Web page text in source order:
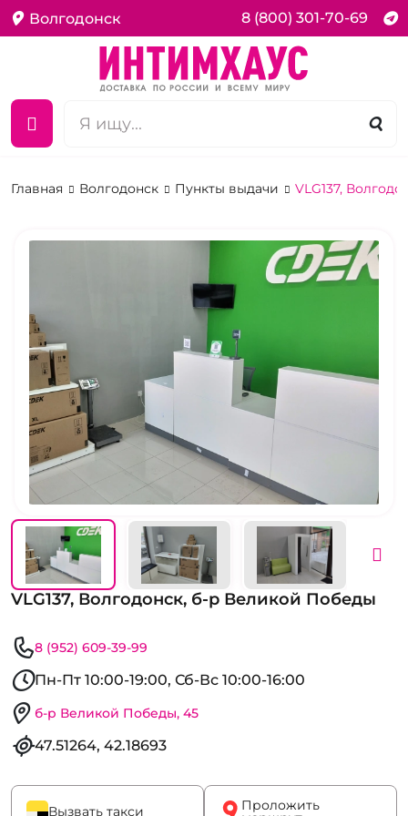
Волгодонск 8 (800) 301-70-69
Главная Волгодонск Пункты выдачи VLG137,
VLG137, Волгодонск, б-р Великой Победы
8 (952) 609-39-99
Пн-Пт 10:00-19:00, Сб-Вс 10:00-16:00
б-р Великой Победы, 45
47.51264, 42.18693
Вызвать такси Проложить